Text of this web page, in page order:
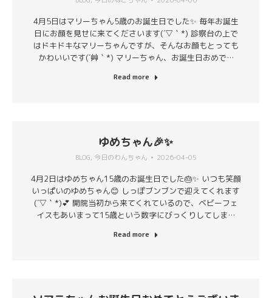
4月5日はマリーちゃん5歳のお誕生日でした✨ 毎年お誕生
日にお顔を見せに来てくださいます(´▽｀*) 診察台の上で
はドキドキなマリーちゃんですが、そんなお顔もとっても
かわいいです(´艸｀*) マリーちゃん、お誕生日おめで…
Read more
ゆめちゃん🎉✨
BLOG, 今日のわんちゃん 2026-04-05
4月2日はゆめちゃん15歳のお誕生日でした🎂✨ いつも笑顔
いっぱいのゆめちゃん😊 しっぽブンブンで迎えてくれます
(´▽｀*)💕 開院当初から来てくれているので、ベビーフェ
イスもあいまって15歳という数字にびっくりしてしま…
Read more